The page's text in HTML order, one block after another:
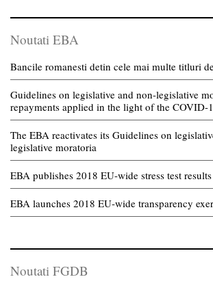
Noutati EBA
Bancile romanesti detin cele mai multe titluri
Guidelines on legislative and non-legislative
repayments applied in the light of the COVID-
The EBA reactivates its Guidelines on
legislative moratoria
EBA publishes 2018 EU-wide stress test results
EBA launches 2018 EU-wide transparency
Noutati FGDB